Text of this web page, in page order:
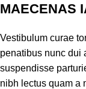
MAECENAS
Vestibulum curae
penatibus nunc dui
suspendisse
nibh lectus quam a